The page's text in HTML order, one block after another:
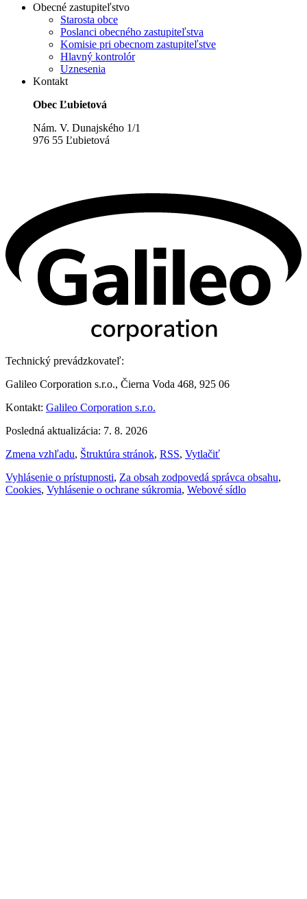
Obecné zastupiteľstvo
Starosta obce
Poslanci obecného zastupiteľstva
Komisie pri obecnom zastupiteľstve
Hlavný kontrolór
Uznesenia
Kontakt
Obec Ľubietová
Nám. V. Dunajského 1/1
976 55 Ľubietová
Technický prevádzkovateľ:
Galileo Corporation s.r.o., Čierna Voda 468, 925 06
Kontakt: Galileo Corporation s.r.o.
Posledná aktualizácia: 7. 8. 2026
Zmena vzhľadu, Štruktúra stránok, RSS, Vytlačiť
Vyhlásenie o prístupnosti, Za obsah zodpovedá správca obsahu,
Cookies, Vyhlásenie o ochrane súkromia, Webové sídlo